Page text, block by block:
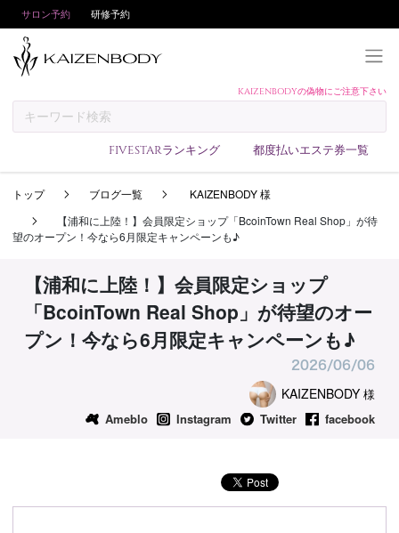
サロン予約 研修予約
KAIZENBODYの偽物にご注意下さい
FIVESTARランキング 都度払いエステ券一覧
予約方法
サロンランキング
技術者ランキング
美コインランキング
ブログ
求人
予約確認 お気に入り
お問い合わせ
トップ ブログ一覧
KAIZENBODY 様
【浦和に上陸！】会員限定ショップ「BcoinTown Real Shop」が待
望のオープン！今なら6月限定キャンペーンも♪
【浦和に上陸！】会員限定ショップ
「BcoinTown Real Shop」が待望のオー
プン！今なら6月限定キャンペーンも♪
2026/06/06
KAIZENBODY 様
Ameblo
Instagram Twitter facebook